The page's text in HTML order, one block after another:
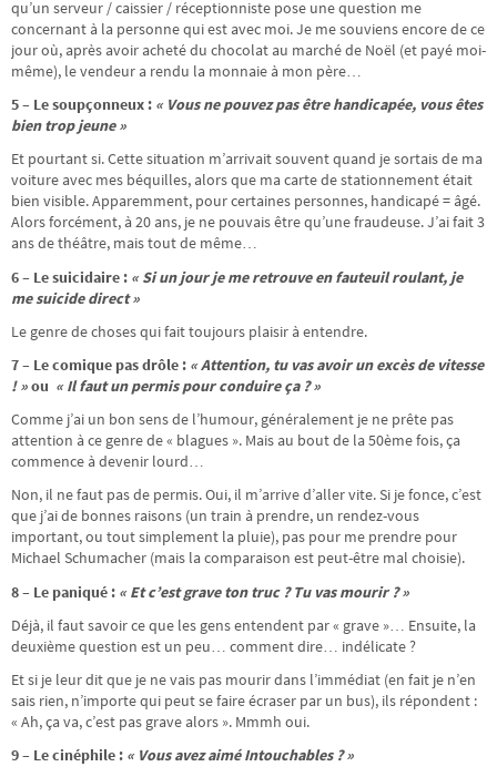
qu’un serveur / caissier / réceptionniste pose une question me
concernant à la personne qui est avec moi. Je me souviens encore de ce
jour où, après avoir acheté du chocolat au marché de Noël (et payé moi-
même), le vendeur a rendu la monnaie à mon père…
5 – Le soupçonneux : « Vous ne pouvez pas être handicapée, vous êtes
bien trop jeune »
Et pourtant si. Cette situation m’arrivait souvent quand je sortais de ma
voiture avec mes béquilles, alors que ma carte de stationnement était
bien visible. Apparemment, pour certaines personnes, handicapé = âgé.
Alors forcément, à 20 ans, je ne pouvais être qu’une fraudeuse. J’ai fait 3
ans de théâtre, mais tout de même…
6 – Le suicidaire : « Si un jour je me retrouve en fauteuil roulant, je
me suicide direct »
Le genre de choses qui fait toujours plaisir à entendre.
7 – Le comique pas drôle : « Attention, tu vas avoir un excès de vitesse
! »ou « Il faut un permis pour conduire ça ? »
Comme j’ai un bon sens de l’humour, généralement je ne prête pas
attention à ce genre de « blagues ». Mais au bout de la 50ème fois, ça
commence à devenir lourd…
Non, il ne faut pas de permis. Oui, il m’arrive d’aller vite. Si je fonce, c’est
que j’ai de bonnes raisons (un train à prendre, un rendez-vous
important, ou tout simplement la pluie), pas pour me prendre pour
Michael Schumacher (mais la comparaison est peut-être mal choisie).
8 – Le paniqué : « Et c’est grave ton truc ? Tu vas mourir ? »
Déjà, il faut savoir ce que les gens entendent par « grave »… Ensuite, la
deuxième question est un peu… comment dire… indélicate ?
Et si je leur dit que je ne vais pas mourir dans l’immédiat (en fait je n’en
sais rien, n’importe qui peut se faire écraser par un bus), ils répondent :
« Ah, ça va, c’est pas grave alors ». Mmmh oui.
9 – Le cinéphile : « Vous avez aimé Intouchables ? »